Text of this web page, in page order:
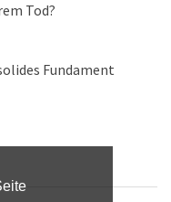
Tod?
Fundament